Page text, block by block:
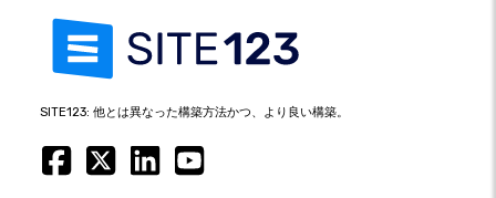
SITE123: 他とは異なった構築方法かつ、より良い構築。